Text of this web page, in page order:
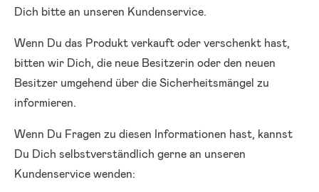
Dich bitte an unseren Kundenservice.
Wenn Du das Produkt verkauft oder verschenkt hast,
bitten wir Dich, die neue Besitzerin oder den neuen
Besitzer umgehend über die Sicherheitsmängel zu
informieren.
Wenn Du Fragen zu diesen Informationen hast, kannst
Du Dich selbstverständlich gerne an unseren
Kundenservice wenden: